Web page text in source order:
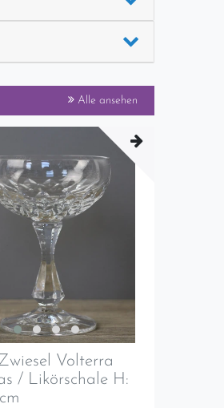
Alle ansehen
Volterra
/ Likörschale H: